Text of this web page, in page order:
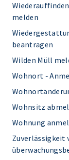
melden
beantragen
Wilden Müll
Wohnort -
Wohnsitz
Wohnung
Zuverlässigkeit